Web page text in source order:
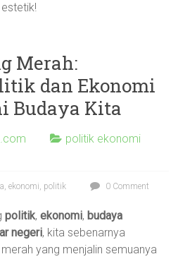
Merah:
dan Ekonomi
Budaya Kita
politik ekonomi
,ekonomi, politik 0 Comment
politik,ekonomi, budaya
negeri, kita sebenarnya
yang menjalin semuanya